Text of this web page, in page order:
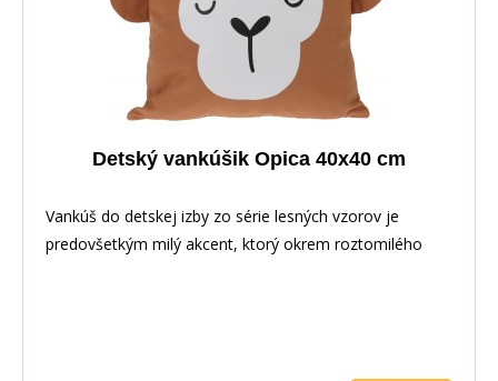
Detský vankúšik Opica 40x40 cm
Vankúš do detskej izby zo série lesných vzorov je
predovšetkým milý akcent, ktorý okrem roztomilého